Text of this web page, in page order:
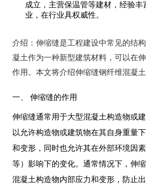
成立，主营保温管等建材，经验丰
业，在行业具权威性。
介绍： 伸缩缝是工程建设中常见的结
凝土作为一种新型建筑材料，可以在
作用。本文将介绍伸缩缝钢纤维混凝土
一、 伸缩缝的作用
伸缩缝通常用于大型混凝土构造物或
以允许构造物或建筑物在其自身重量
和变形，同时也允许其在外部环境因
等）影响下的变化。通常情况下，伸
混凝土构造物内部应力和变形，防止